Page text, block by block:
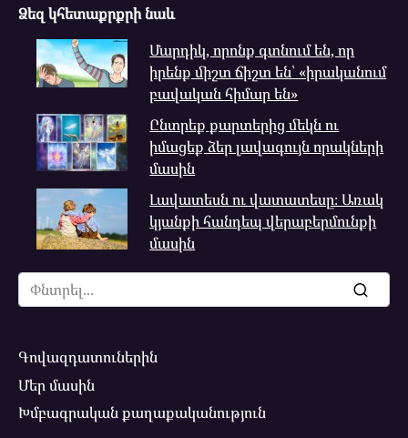
Ձեզ կհետաքրքրի նաև
Մարդիկ, որոնք գտնում են, որ
իրենք միշտ ճիշտ են՝ «իրականում
բավական հիմար են»
Ընտրեք քարտերից մեկն ու
իմացեք ձեր լավագույն որակների
մասին
Լավատեսն ու վատատեսը։ Առակ
կյանքի հանդեպ վերաբերմունքի
մասին
Search
for:
Գովազդատուներին
Մեր մասին
Խմբագրական քաղաքականություն